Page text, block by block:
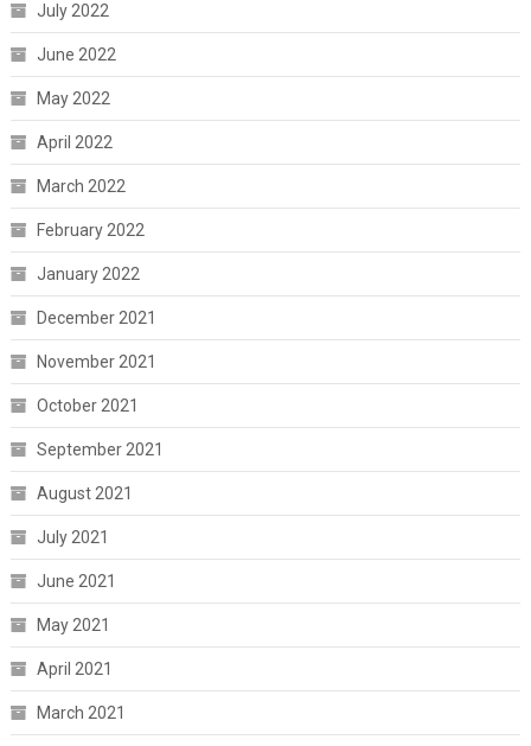
July 2022
June 2022
May 2022
April 2022
March 2022
February 2022
January 2022
December 2021
November 2021
October 2021
September 2021
August 2021
July 2021
June 2021
May 2021
April 2021
March 2021